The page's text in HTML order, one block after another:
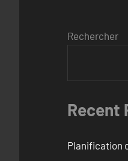
Rechercher
Recent
Planification